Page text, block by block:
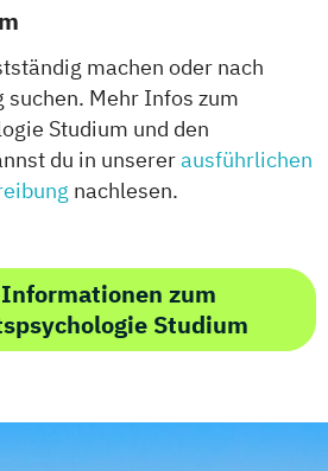
machen oder nach
Mehr Infos zum
Studium und den
du in unsererausführlichen
nachlesen.
zum
Studium